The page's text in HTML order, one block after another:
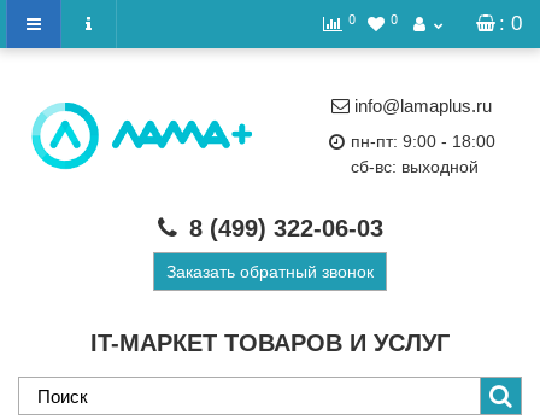
: 0
0 0
IT-МАРКЕТ ТОВАРОВ И УСЛУГ
info@lamaplus.ru
пн-пт: 9:00 - 18:00
сб-вс: выходной
8 (499) 322-06-03
Заказать обратный звонок